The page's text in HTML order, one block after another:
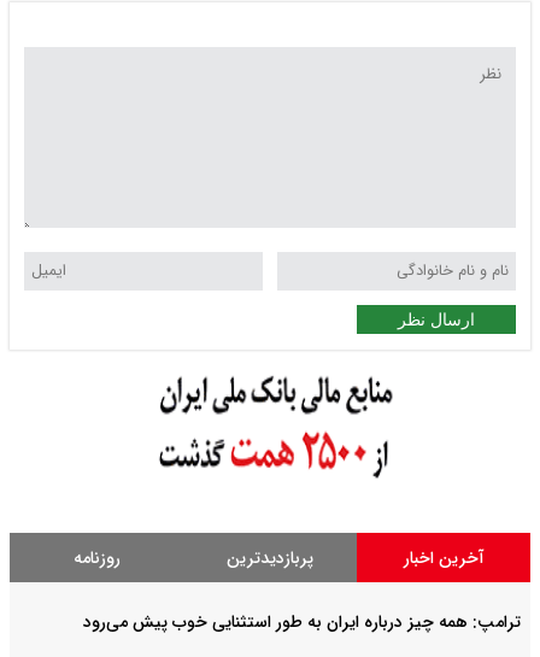
ارسال نظر
آخرین اخبار پربازدیدترین روزنامه
ترامپ: همه چیز درباره ایران به طور استثنایی خوب پیش می‌رود